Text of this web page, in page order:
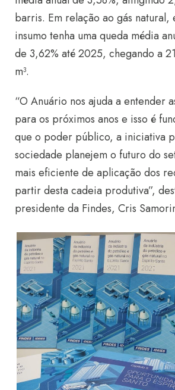
barris. Em relação ao gás natural,
insumo tenha uma queda média
de 3,62% até 2025, chegando a
m³.
“O Anuário nos ajuda a entender
para os próximos anos e isso é
que o poder público, a iniciativa
sociedade planejem o futuro do
mais eficiente de aplicação dos
partir desta cadeia produtiva”,
presidente da Findes, Cris